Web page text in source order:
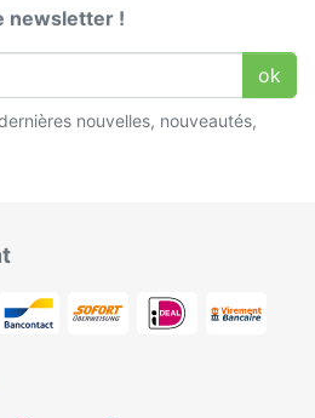
newsletter !
ok
nouvelles, nouveautés,